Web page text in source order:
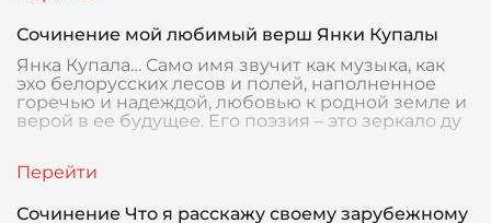
Сочинение мой любимый верш Янки Купалы
Янка Купала… Само имя звучит как музыка, как
эхо белорусских лесов и полей, наполненное
горечью и надеждой, любовью к родной земле и
верой в ее будущее. Его поэзия – это зеркало ду
Сочинение Что я расскажу своему зарубежному